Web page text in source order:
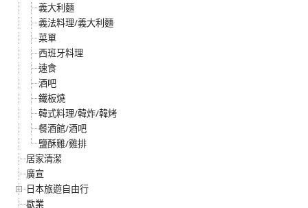
義大利麵
義法料理/義大利麵
菜單
西班牙料理
速食
酒吧
鐵板燒
韓式料理/韓炸/韓烤
餐酒館/酒吧
鹽酥雞/雞排
居家清潔
廣宣
日本旅遊自由行
歇業